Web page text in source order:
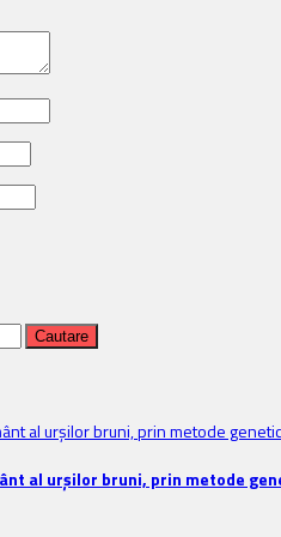
al urșilor bruni, prin metode